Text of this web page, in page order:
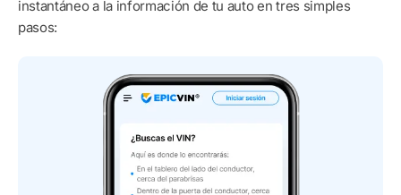
instantáneo a la información de tu auto en tres simples
pasos: